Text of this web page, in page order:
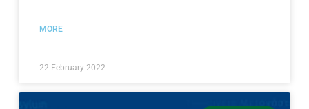
MORE
22 February 2022